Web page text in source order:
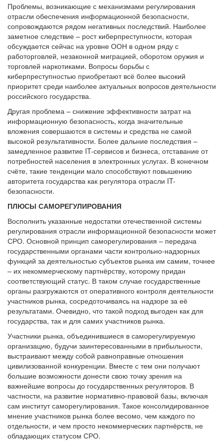
Проблемы, возникающие с механизмами регулирования
отрасли обеспечения информационной безопасности,
сопровождаются рядом негативных последствий. Наиболее
заметное следствие – рост киберпреступности, которая
обсуждается сейчас на уровне ООН в одном ряду с
работорговлей, незаконной миграцией, оборотом оружия и
торговлей наркотиками. Вопросы борьбы с
киберпреступностью приобретают всё более высокий
приоритет среди наиболее актуальных вопросов деятельности
российского государства.
Другая проблема – снижение эффективности затрат на
информационную безопасность, когда значительные
вложения совершаются в системы и средства не самой
высокой результативности. Более дальние последствия –
замедленное развитие IT-сервисов и бизнеса, отставание от
потребностей населения в электронных услугах. В конечном
счёте, такие тенденции мало способствуют повышению
авторитета государства как регулятора отрасли IT-
безопасности.
ПЛЮСЫ САМОРЕГУЛИРОВАНИЯ
Восполнить указанные недостатки отечественной системы
регулирования отрасли информационной безопасности может
СРО. Основной принцип саморегулирования – передача
государственными органами части контрольно-надзорных
функций за деятельностью субъектов рынка им самим, точнее
– их некоммерческому партнёрству, которому придан
соответствующий статус. В таком случае государственные
органы разгружаются от оперативного контроля деятельности
участников рынка, сосредоточиваясь на надзоре за её
результатами. Очевидно, что такой подход выгоден как для
государства, так и для самих участников рынка.
Участники рынка, объединившиеся в саморегулируемую
организацию, будучи заинтересованными в прибыльности,
выстраивают между собой равноправные отношения
цивилизованной конкуренции. Вместе с тем они получают
большие возможности донести свою точку зрения на
важнейшие вопросы до государственных регуляторов. В
частности, на развитие нормативно-правовой базы, включая
сам институт саморегулирования. Такое консолидированное
мнение участников рынка более весомо, чем каждого по
отдельности, и чем просто некоммерческих партнёрств, не
обладающих статусом СРО.